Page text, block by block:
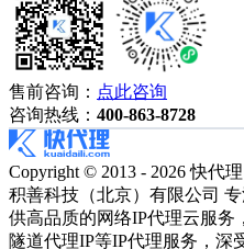
售前咨询： 点此咨询
咨询热线： 400-863-8728
Copyright © 2013 - 2026 快代
积善科技（北京）有限公司
供高品质的网络IP代理云服务
隧道代理IP等IP代理服务，深